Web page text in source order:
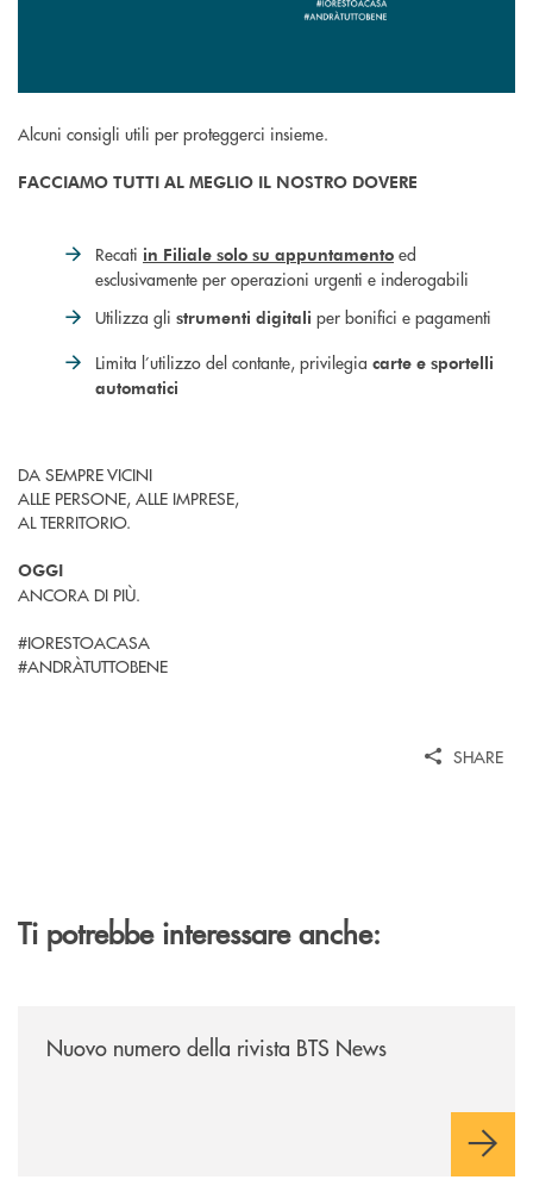
Alcuni consigli utili per proteggerci insieme.
FACCIAMO TUTTI AL MEGLIO IL NOSTRO DOVERE
Recati in Filiale solo su appuntamento ed
esclusivamente per operazioni urgenti e inderogabili
Utilizza gli strumenti digitali per bonifici e pagamenti
Limita l’utilizzo del contante, privilegia carte e sportelli
automatici
DA SEMPRE VICINI
ALLE PERSONE, ALLE IMPRESE,
AL TERRITORIO.
OGGI
ANCORA DI PIÙ.
#IORESTOACASA
#ANDRÀTUTTOBENE
SHARE
Ti potrebbe interessare anche:
Nuovo numero della rivista BTS News